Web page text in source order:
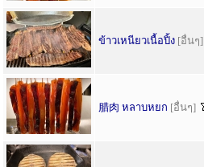
ข้าวเหนียวเนื้อปิ้ง [อื่นๆ]
腊肉 หลาบหยก [อื่นๆ]